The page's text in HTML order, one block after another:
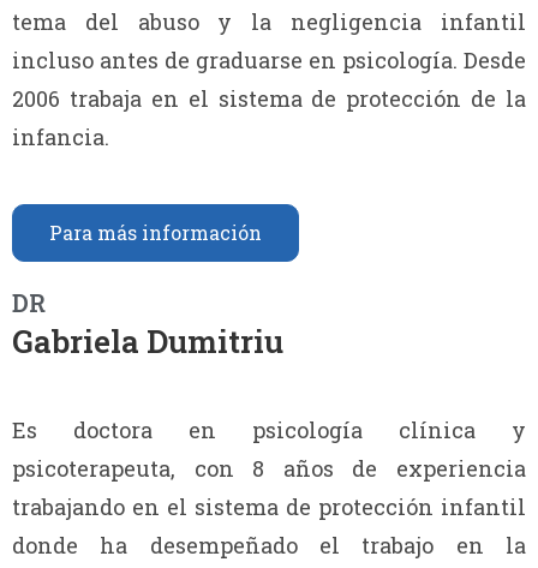
tema del abuso y la negligencia infantil
incluso antes de graduarse en psicología. Desde
2006 trabaja en el sistema de protección de la
infancia.
Para más información
DR
Gabriela Dumitriu
Es doctora en psicología clínica y
psicoterapeuta, con 8 años de experiencia
trabajando en el sistema de protección infantil
donde ha desempeñado el trabajo en la